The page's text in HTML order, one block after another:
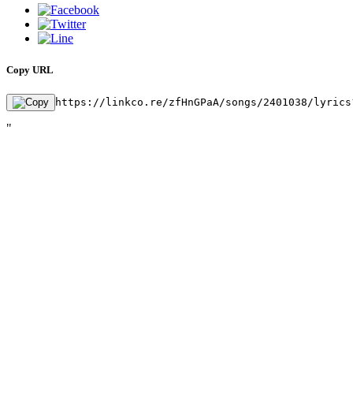
Copy URL
https://linkco.re/zfHnGPaA/songs/2401038/
"